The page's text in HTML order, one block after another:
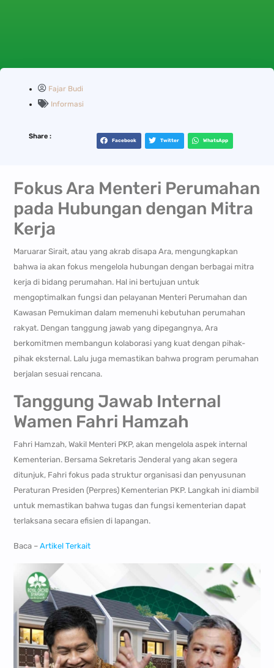
Fajar Budi
Informasi
Share :
Facebook Twitter WhatsApp
Fokus Ara Menteri Perumahan
pada Hubungan dengan Mitra
Kerja
Maruarar Sirait, atau yang akrab disapa Ara, mengungkapkan
bahwa ia akan fokus mengelola hubungan dengan berbagai mitra
kerja di bidang perumahan. Hal ini bertujuan untuk
mengoptimalkan fungsi dan pelayanan Menteri Perumahan dan
Kawasan Pemukiman dalam memenuhi kebutuhan perumahan
rakyat. Dengan tanggung jawab yang dipegangnya, Ara
berkomitmen membangun kolaborasi yang kuat dengan pihak-
pihak eksternal. Lalu juga memastikan bahwa program perumahan
berjalan sesuai rencana.
Tanggung Jawab Internal
Wamen Fahri Hamzah
Fahri Hamzah, Wakil Menteri PKP, akan mengelola aspek internal
Kementerian. Bersama Sekretaris Jenderal yang akan segera
ditunjuk, Fahri fokus pada struktur organisasi dan penyusunan
Peraturan Presiden (Perpres) Kementerian PKP. Langkah ini diambil
untuk memastikan bahwa tugas dan fungsi kementerian dapat
terlaksana secara efisien di lapangan.
Baca – Artikel Terkait